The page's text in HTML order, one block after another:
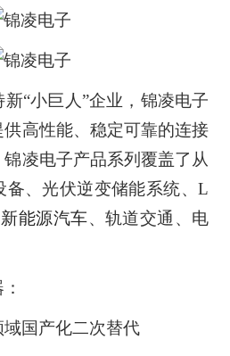
小巨人”企业，锦凌电子
高性能、稳定可靠的连接
凌电子产品系列覆盖了从
备、光伏逆变储能系统、L
新能源汽车、轨道交通、电
域国产化二次替代